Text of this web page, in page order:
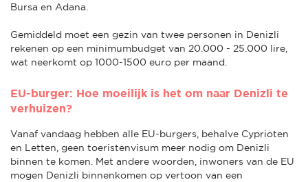
Bursa en Adana.
Gemiddeld moet een gezin van twee personen in Denizli
rekenen op een minimumbudget van 20.000 - 25.000 lire,
wat neerkomt op 1000-1500 euro per maand.
EU-burger: Hoe moeilijk is het om naar Denizli te
verhuizen?
Vanaf vandaag hebben alle EU-burgers, behalve Cyprioten
en Letten, geen toeristenvisum meer nodig om Denizli
binnen te komen. Met andere woorden, inwoners van de EU
mogen Denizli binnenkomen op vertoon van een